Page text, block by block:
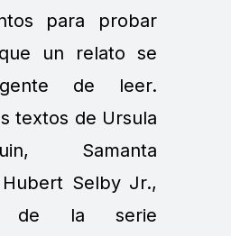
para probar
un relato se
de leer.
textos de Ursula
Samanta
Selby Jr.,
de la serie